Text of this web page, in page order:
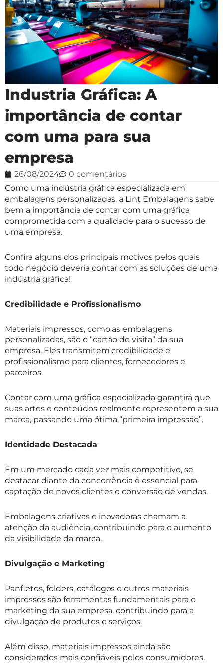
Industria Gráfica: A
importância de contar
com uma para sua
empresa
26/08/2024
0 comentários
Como uma indústria gráfica especializada em
embalagens personalizadas, a Lint Embalagens sabe
bem a importância de contar com uma gráfica
comprometida com a qualidade para o sucesso de
uma empresa.
Confira alguns dos principais motivos pelos quais
todo negócio deveria contar com as soluções de uma
indústria gráfica!
Credibilidade e Profissionalismo
Materiais impressos, como as embalagens
personalizadas, são o “cartão de visita” da sua
empresa. Eles transmitem credibilidade e
profissionalismo para clientes, fornecedores e
parceiros.
Contar com uma gráfica especializada garantirá que
suas artes e conteúdos realmente representem a sua
marca, passando uma ótima “primeira impressão”.
Identidade Destacada
Em um mercado cada vez mais competitivo, se
destacar diante da concorrência é essencial para
captação de novos clientes e conversão de vendas.
Embalagens criativas e inovadoras chamam a
atenção da audiência, contribuindo para o aumento
da visibilidade da marca.
Divulgação e Marketing
Panfletos, folders, catálogos e outros materiais
impressos são ferramentas fundamentais para o
marketing da sua empresa, contribuindo para a
divulgação de produtos e serviços.
Além disso, materiais impressos ainda são
considerados mais confiáveis pelos consumidores.